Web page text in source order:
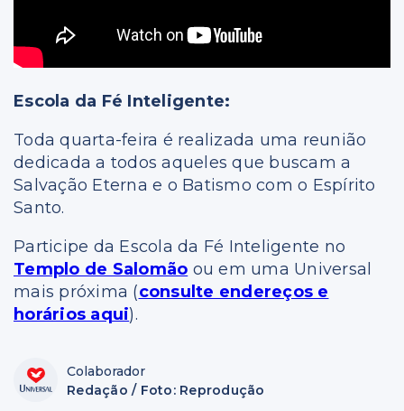
Escola da Fé Inteligente:
Toda quarta-feira é realizada uma reunião
dedicada a todos aqueles que buscam a
Salvação Eterna e o Batismo com o Espírito
Santo.
Participe da Escola da Fé Inteligente no
Templo de Salomão ou em uma Universal
mais próxima (consulte endereços e
horários aqui).
Colaborador
Redação / Foto: Reprodução